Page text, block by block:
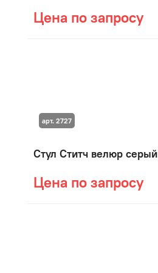
Цена по запросу
Стул Ститч велюр серый
Цена по запросу
арт. 2727